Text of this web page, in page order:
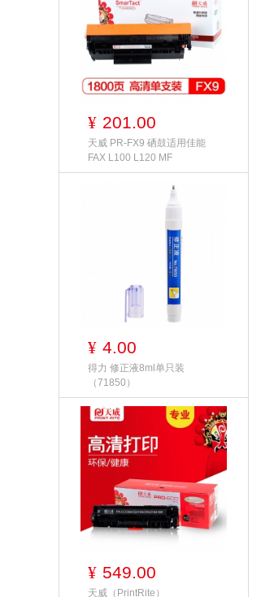
¥ 201.00
天威 PR-FX9 硒鼓适用佳能
FAX L100 L120 MF
¥ 4.00
得力 修正液8ml单只装
（71850）
¥ 549.00
天威（PrintRite）